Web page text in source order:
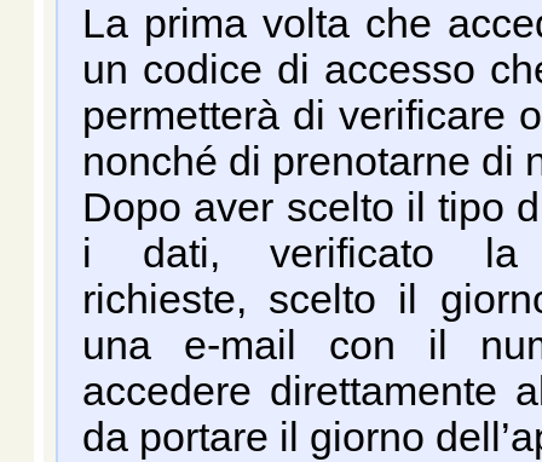
La prima volta che
un codice di accesso
permetterà di verificare
nonché di prenotarne di
Dopo aver scelto il tipo
i dati, verificato la
richieste, scelto il
una e-mail con il
accedere direttamente
da portare il giorno